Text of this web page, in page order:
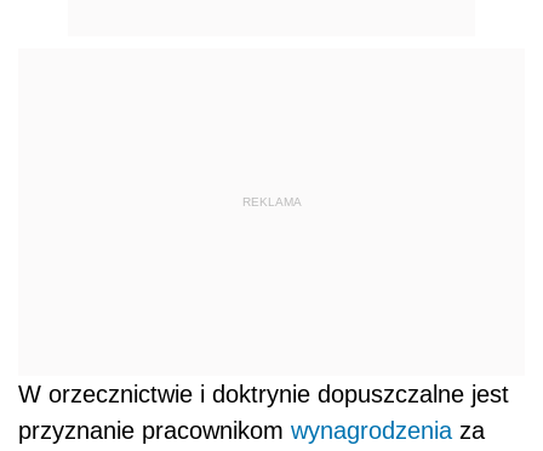
REKLAMA
W orzecznictwie i doktrynie dopuszczalne jest
przyznanie pracownikom wynagrodzenia za